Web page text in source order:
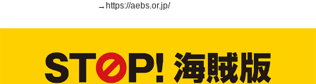
→ https://aebs.or.jp/